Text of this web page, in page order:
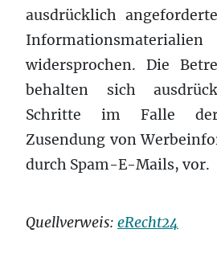
ausdrücklich
widersprochen. Die
behalten sich
Schritte im Falle der
Zusendung von
durch Spam-E-Mails, vor.
Quellverweis: eRecht24